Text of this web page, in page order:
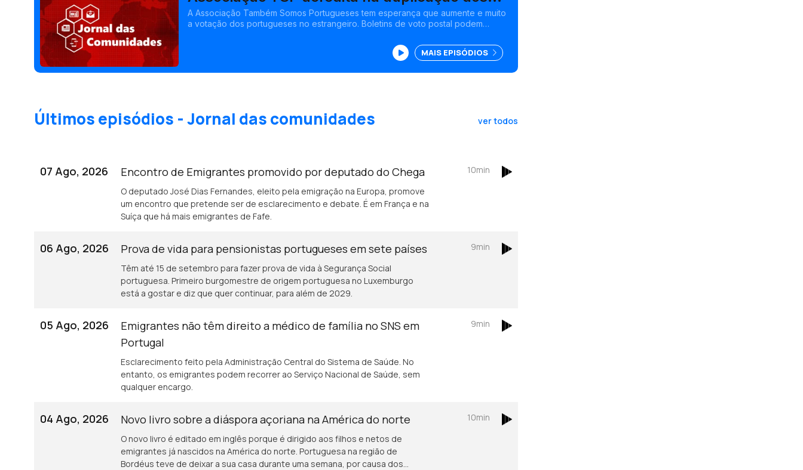
votos da diáspora
A Associação Também Somos Portugueses tem esperança que aumente e muito
a votação dos portugueses no estrangeiro. Boletins de voto postal podem
MAIS EPISÓDIOS
Últimos episódios - Jornal das comunidades ver todos
07 Ago, 2026 Encontro de Emigrantes promovido por deputado do Chega
O deputado José Dias Fernandes, eleito pela emigração na Europa, promove
um encontro que pretende ser de esclarecimento e debate. É em França e na
Suíça que há mais emigrantes de Fafe.
10min
06 Ago, 2026 Prova de vida para pensionistas portugueses em sete países
Têm até 15 de setembro para fazer prova de vida à Segurança Social
portuguesa. Primeiro burgomestre de origem portuguesa no Luxemburgo
está a gostar e diz que quer continuar, para além de 2029.
9min
05 Ago, 2026
Emigrantes não têm direito a médico de família no SNS em
Portugal
Esclarecimento feito pela Administração Central do Sistema de Saúde. No
entanto, os emigrantes podem recorrer ao Serviço Nacional de Saúde, sem
qualquer encargo.
9min
04 Ago, 2026 Novo livro sobre a diáspora açoriana na América do norte
O novo livro é editado em inglês porque é dirigido aos filhos e netos de
emigrantes já nascidos na América do norte. Portuguesa na região de
Bordéus teve de deixar a sua casa durante uma semana, por causa dos
10min